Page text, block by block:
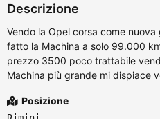
Descrizione
Vendo la Opel corsa come
fatto la Machina a solo 99.000
prezzo 3500 poco trattabile
Machina più grande mi dispiace
Posizione